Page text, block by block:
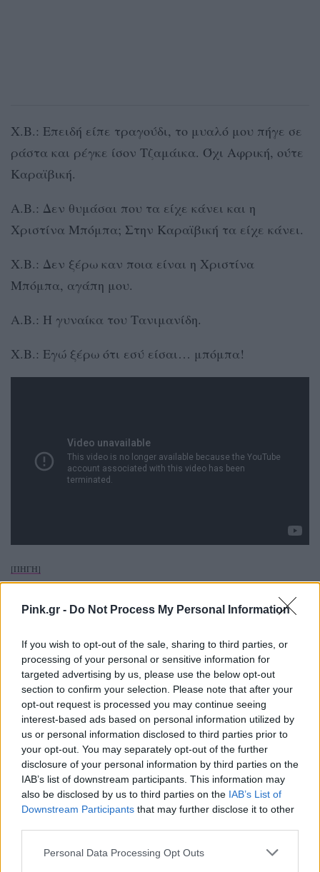
Pink.gr - Do Not Process My Personal Information
If you wish to opt-out of the sale, sharing to third parties, or
processing of your personal or sensitive information for
targeted advertising by us, please use the below opt-out
section to confirm your selection. Please note that after your
opt-out request is processed you may continue seeing
interest-based ads based on personal information utilized by
us or personal information disclosed to third parties prior to
your opt-out. You may separately opt-out of the further
disclosure of your personal information by third parties on the
IAB’s list of downstream participants. This information may
also be disclosed by us to third parties on the IAB’s List of
Downstream Participants that may further disclose it to other
Personal Data Processing Opt Outs
Χ.Β.: Επειδή είπε τραγούδι, το μυαλό μου πήγε σε
ράστα και ρέγκε ίσον Τζαμάικα. Όχι Αφρική, ούτε
Καραϊβική.
Α.Β.: Δεν θυμάσαι που τα είχε κάνει και η
Χριστίνα Μπόμπα; Στην Καραϊβική τα είχε κάνει.
Χ.Β.: Δεν ξέρω καν ποια είναι η Χριστίνα
Μπόμπα, αγάπη μου.
Α.Β.: Η γυναίκα του Τανιμανίδη.
Χ.Β.: Εγώ ξέρω ότι εσύ είσαι… μπόμπα!
[ΠΗΓΗ]
ΔΙΑΦΗΜΙΣΗ